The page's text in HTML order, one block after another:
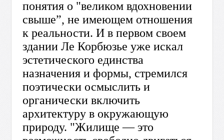
понятия о "великом вдохновении
свыше”, не имеющем отношения
к реальности. И в первом своем
здании Ле Корбюзье уже искал
эстетического единства
назначения и формы, стремился
поэтически осмыслить и
органически включить
архитектуру в окружающую
природу. "Жилище — это